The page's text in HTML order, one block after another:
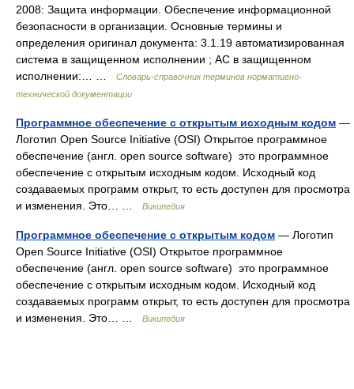
2008: Защита информации. Обеспечение информационной
безопасности в организации. Основные термины и
определения оригинал документа: 3.1.19 автоматизированная
система в защищенном исполнении ; АС в защищенном
исполнении:… …
Словарь-справочник терминов нормативно-
технической документации
Программное обеспечение с открытым исходным кодом —
Логотип Open Source Initiative (OSI) Открытое программное
обеспечение (англ. open source software) это программное
обеспечение с открытым исходным кодом. Исходный код
создаваемых программ открыт, то есть доступен для просмотра
и изменения. Это… …
Википедия
Программное обеспечение с открытым кодом — Логотип
Open Source Initiative (OSI) Открытое программное
обеспечение (англ. open source software) это программное
обеспечение с открытым исходным кодом. Исходный код
создаваемых программ открыт, то есть доступен для просмотра
и изменения. Это… …
Википедия